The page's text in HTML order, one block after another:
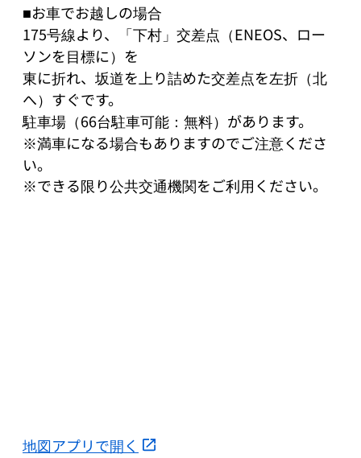
■お車でお越しの場合
175号線より、「下村」交差点（ENEOS、ロー
ソンを目標に）を
東に折れ、坂道を上り詰めた交差点を左折（北
へ）すぐです。
駐車場（66台駐車可能：無料）があります。
※満車になる場合もありますのでご注意くださ
い。
※できる限り公共交通機関をご利用ください。
地図アプリで開く